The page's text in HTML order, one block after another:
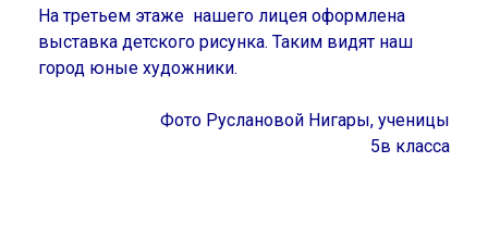
На третьем этаже нашего лицея оформлена
выставка детского рисунка. Таким видят наш
город юные художники.
Фото Руслановой Нигары, ученицы
5в класса